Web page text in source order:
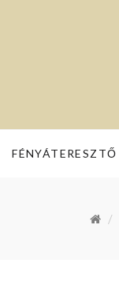
FÉNYÁTERESZTŐ